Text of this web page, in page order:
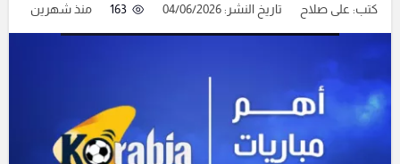
كتب: على صلاح تاريخ النشر: 04/06/2026 163 منذ شهرين